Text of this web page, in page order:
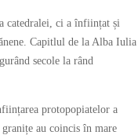
catedralei, ci a înființat și
Capitlul de la Alba Iulia
secole la rând
protopopiatelor a
au coincis în mare